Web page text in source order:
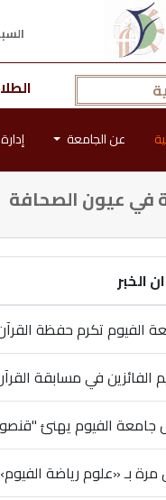
السبت، ٨
عن الجامعة
في عيون الصحافة
الخبر
الفيوم تكرم حفظة
الفائزين في مسابقة
جامعة الفيوم يهنئ
مرة بـ «علوم رياضة